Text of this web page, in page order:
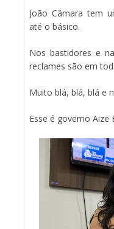
João Câmara tem
até o básico.
Nos bastidores e
reclames são em
Muito blá, blá, blá e
Esse é governo Aize